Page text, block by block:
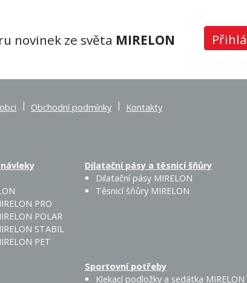
novinek ze světa MIRELON
| Obchodní podmínky | Kontakty
PRO
POLAR
STABIL
PET
Dilatační pásy a těsnicí šňůry
Dilatační pásy MIRELON
Těsnicí šňůry MIRELON
Sportovní potřeby
Klekací podložky a sedátka MIRELON